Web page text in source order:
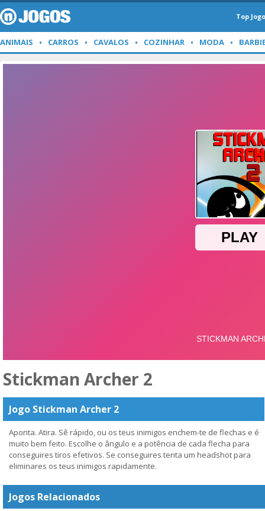
Top
ANIMAIS CARROS CAVALOS COZINHAR MODA
Stickman Archer 2
Jogo Stickman Archer 2
Aponta. Atira. Sê rápido, ou os teus inimigos enchem-te de flechas e é
muito bem feito. Escolhe o ângulo e a potência de cada flecha para
conseguires tiros efetivos. Se conseguires tenta um headshot para
eliminares os teus inimigos rapidamente.
Jogos Relacionados